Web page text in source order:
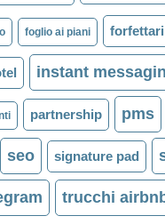
foglio ai piani forfettari
instant
partnership pms
seo signature pad
trucchi